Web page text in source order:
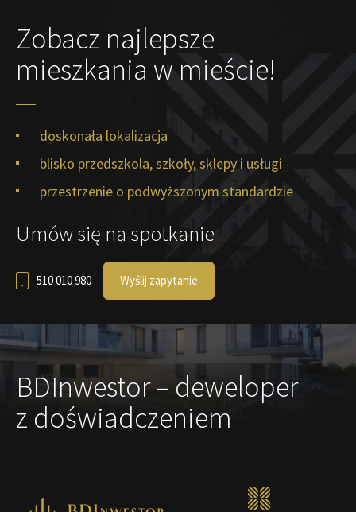
Zobacz najlepsze
mieszkania w mieście!
doskonała lokalizacja
blisko przedszkola, szkoły, sklepy i usługi
przestrzenie o podwyższonym standardzie
Umów się na spotkanie
510 010 980 Wyślij zapytanie
BDInwestor – deweloper
z doświadczeniem